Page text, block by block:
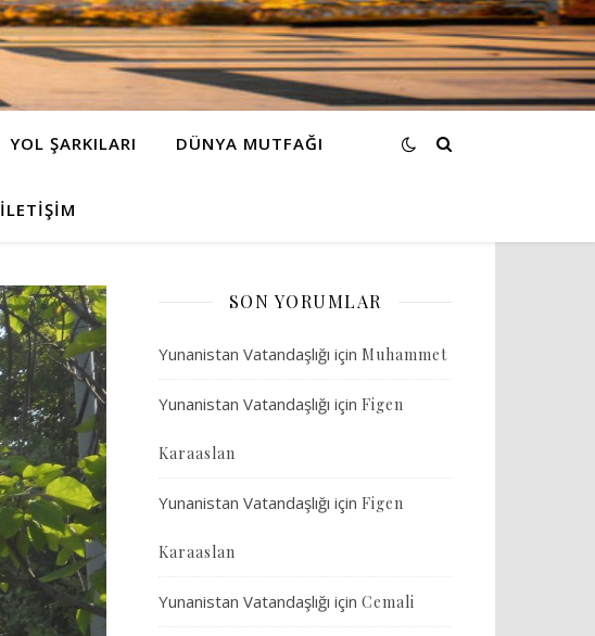
YOL ŞARKILARI DÜNYA MUTFAĞI
İLETİŞİM
SON YORUMLAR
Yunanistan Vatandaşlığı için Muhammet
Yunanistan Vatandaşlığı için Figen
Karaaslan
Yunanistan Vatandaşlığı için Figen
Karaaslan
Yunanistan Vatandaşlığı için Cemali